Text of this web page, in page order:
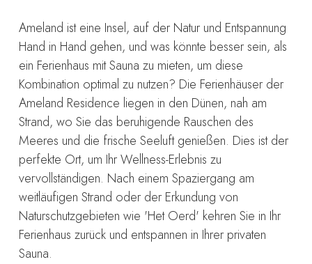
Ameland ist eine Insel, auf der Natur und Entspannung
Hand in Hand gehen, und was könnte besser sein, als
ein Ferienhaus mit Sauna zu mieten, um diese
Kombination optimal zu nutzen? Die Ferienhäuser der
Ameland Residence liegen in den Dünen, nah am
Strand, wo Sie das beruhigende Rauschen des
Meeres und die frische Seeluft genießen. Dies ist der
perfekte Ort, um Ihr Wellness-Erlebnis zu
vervollständigen. Nach einem Spaziergang am
weitläufigen Strand oder der Erkundung von
Naturschutzgebieten wie 'Het Oerd' kehren Sie in Ihr
Ferienhaus zurück und entspannen in Ihrer privaten
Sauna.